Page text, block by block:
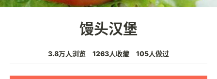
馒头汉堡
3.8万人浏览 1263人收藏 105人做过